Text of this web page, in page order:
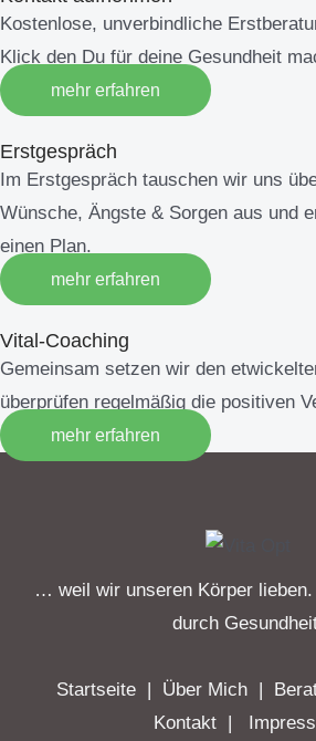
Kostenlose, unverbindliche
Klick den Du für deine Gesundheit
mehr erfahren
Erstgespräch
Im Erstgespräch tauschen wir uns
Wünsche, Ängste & Sorgen aus und
einen Plan.
mehr erfahren
Vital-Coaching
Gemeinsam setzen wir den
überprüfen regelmäßig die positiven
mehr erfahren
… weil wir unseren Körper lieben.
durch
Startseite | Über Mich |
Kontakt |